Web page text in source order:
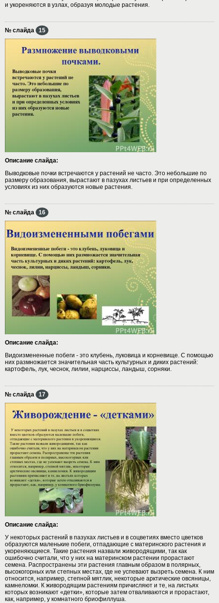
и укореняются в узлах, образуя молодые растения.
№ слайда 15
Описание слайда:
Выводковые почки встречаются у растений не часто. Это небольшие по
размеру образования, вырастают в пазухах листьев и при определенных
условиях из них образуются новые растения.
№ слайда 16
Описание слайда:
Видоизмененные побеги - это клубень, луковица и корневище. С помощью
них размножается значительная часть культурных и диких растений:
картофель, лук, чеснок, лилии, нарциссы, ландыш, сорняки.
№ слайда 17
Описание слайда:
У некоторых растений в пазухах листьев и в соцветиях вместо цветков
образуются маленькие побеги, отпадающие с материнского растения и
укореняющиеся. Такие растения назвали живородящими, так как
ошибочно считали, что у них на материнском растении прорастают
семена. Распространены эти растения главным образом в полярных,
высокогорных или степных местах, где не успевают вызреть семена. К ним
относится, например, степной мятлик, некоторые арктические овсяницы,
камнеломки. К живородящим растениям причисляют и те, на листьях
которых возникают «детки», которые затем отваливаются и прорастают,
как, например, у комнатного бриофиллуша.